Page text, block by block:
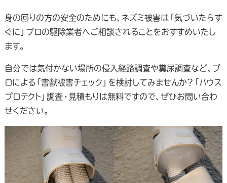
身の回りの方の安全のためにも、ネズミ被害は「気づいたらす
ぐに」プロの駆除業者へご相談されることをおすすめいたし
ます。
自分では気付かない場所の侵入経路調査や糞尿調査など、プ
ロによる「害獣被害チェック」を検討してみませんか？「ハウス
プロテクト」調査・見積もりは無料ですので、ぜひお問い合わ
せください。